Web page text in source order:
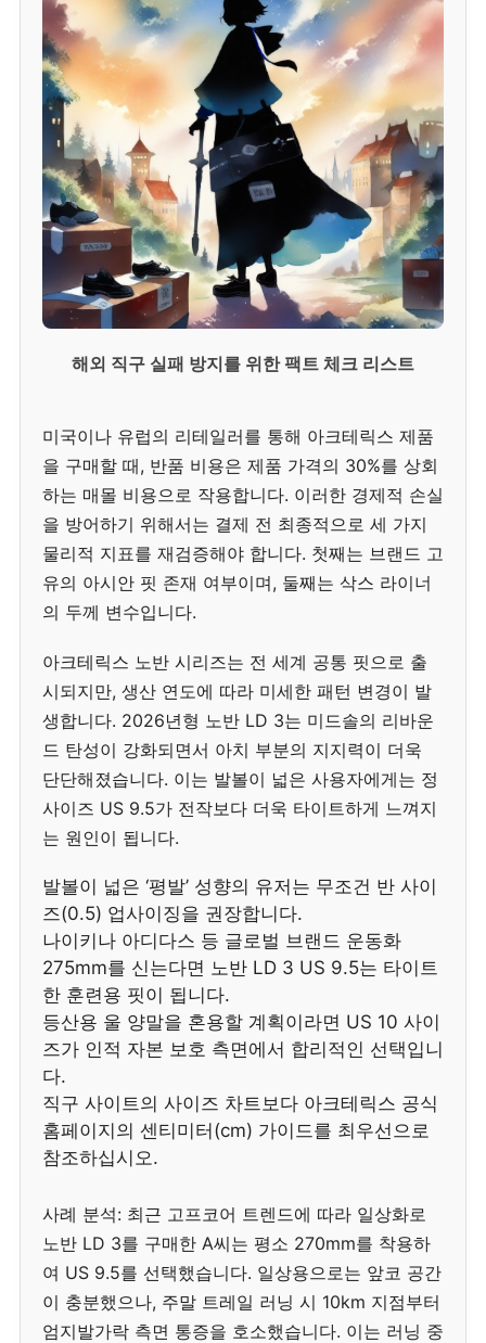
해외 직구 실패 방지를 위한 팩트 체크 리스트
미국이나 유럽의 리테일러를 통해 아크테릭스 제품
을 구매할 때, 반품 비용은 제품 가격의 30%를 상회
하는 매몰 비용으로 작용합니다. 이러한 경제적 손실
을 방어하기 위해서는 결제 전 최종적으로 세 가지
물리적 지표를 재검증해야 합니다. 첫째는 브랜드 고
유의 아시안 핏 존재 여부이며, 둘째는 삭스 라이너
의 두께 변수입니다.
아크테릭스 노반 시리즈는 전 세계 공통 핏으로 출
시되지만, 생산 연도에 따라 미세한 패턴 변경이 발
생합니다. 2026년형 노반 LD 3는 미드솔의 리바운
드 탄성이 강화되면서 아치 부분의 지지력이 더욱
단단해졌습니다. 이는 발볼이 넓은 사용자에게는 정
사이즈 US 9.5가 전작보다 더욱 타이트하게 느껴지
는 원인이 됩니다.
발볼이 넓은 ‘평발’ 성향의 유저는 무조건 반 사이
즈(0.5) 업사이징을 권장합니다.
나이키나 아디다스 등 글로벌 브랜드 운동화
275mm를 신는다면 노반 LD 3 US 9.5는 타이트
한 훈련용 핏이 됩니다.
등산용 울 양말을 혼용할 계획이라면 US 10 사이
즈가 인적 자본 보호 측면에서 합리적인 선택입니
다.
직구 사이트의 사이즈 차트보다 아크테릭스 공식
홈페이지의 센티미터(cm) 가이드를 최우선으로
참조하십시오.
사례 분석: 최근 고프코어 트렌드에 따라 일상화로
노반 LD 3를 구매한 A씨는 평소 270mm를 착용하
여 US 9.5를 선택했습니다. 일상용으로는 앞코 공간
이 충분했으나, 주말 트레일 러닝 시 10km 지점부터
엄지발가락 측면 통증을 호소했습니다. 이는 러닝 중